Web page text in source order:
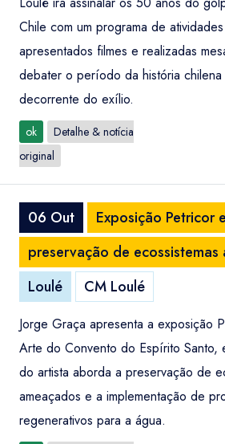
Chile com um programa de
apresentados filmes e realizadas
debater o período da história
decorrente do exílio.
ok
Detalhe & notícia
original
06 Out
Exposição Petricor
preservação de ecossistemas
Loulé
CM Loulé
Jorge Graça apresenta a exposição
Arte do Convento do Espírito Santo,
do artista aborda a preservação de
ameaçados e a implementação de
regenerativos para a água.